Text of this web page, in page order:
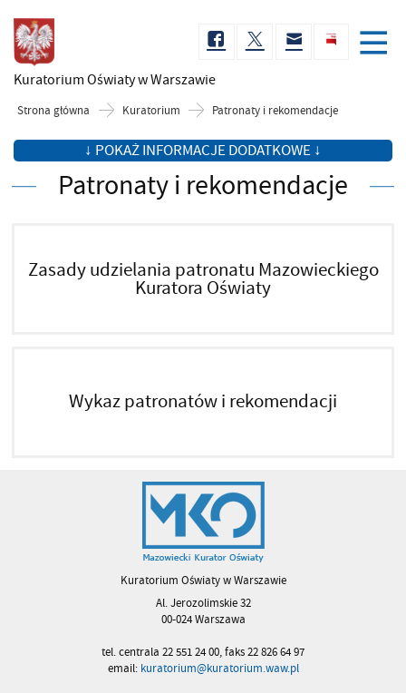
Kuratorium Oświatyw Warszawie
Strona główna Kuratorium Patronaty i rekomendacje
↓ POKAŻ INFORMACJE DODATKOWE ↓
Patronaty i rekomendacje
Zasady udzielania patronatu Mazowieckiego
Kuratora Oświaty
Wykaz patronatów i rekomendacji
Kuratorium Oświaty w Warszawie
Al. Jerozolimskie 32
00-024 Warszawa
tel. centrala 22 551 24 00, faks 22 826 64 97
email: kuratorium@kuratorium.waw.pl